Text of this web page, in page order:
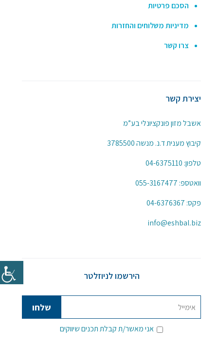
הסכם פרטיות
מדיניות משלוחים והחזרות
צרו קשר
יצירת קשר
אשבל מזון פונקציונלי בע”מ
קיבוץ מענית ד.נ. מנשה 3785500
טלפון: 04-6375110
וואטספ: 055-3167477
פקס: 04-6376367
info@eshbal.biz
הירשמו לניוזלטר
אני מאשר/ת קבלת תכנים שיווקים